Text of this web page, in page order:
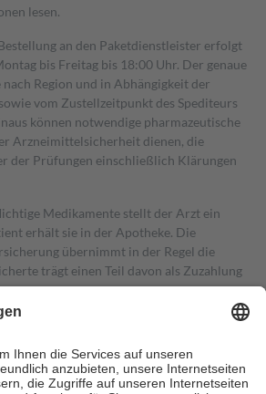
lesen.
an den Paketdienstleister erfolgt
bis Freitag bis 18:00 Uhr. Der genaue
Region und in Abhängigkeit der
vom Zustellzeitpunkt des Spediteurs
können notwendige pharmazeutische
Arzneimittelsicherheit dienen, die
der Prüfungen einschließlich Klärungen
Medikamente stellt der Arzt ein
erhält sie in der Apotheke. Die
übernimmt in der Regel die
trägt einen Teil davon als Zuzahlung
Zuzahlungen in Höhe von zehn
Es sind jedoch nie mehr als die tatsächlichen
entrichten.
auch für Online-Apotheken.